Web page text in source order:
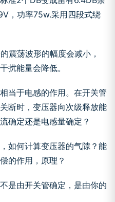
，功率75w.采用四段式绕
震荡波形的幅度会减小，
扰能量会降低。
当于电感的作用。在开关管
断时，变压器向次级释放能
确定还是电感量确定？
如何计算变压器的气隙？能
的作用，原理？
是由开关管确定，是由你的